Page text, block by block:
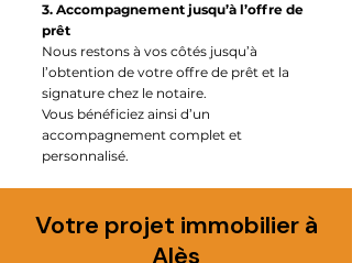
3. Accompagnement jusqu’à l’offre de
prêt
Nous restons à vos côtés jusqu’à
l’obtention de votre offre de prêt et la
signature chez le notaire.
Vous bénéficiez ainsi d’un
accompagnement complet et
personnalisé.
Votre projet immobilier à
Alès